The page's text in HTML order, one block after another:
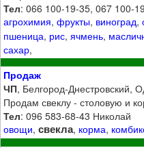
Тел: 066 100-19-35, 067 100-
агрохимия,фрукты, виноград,
пшеница, рис,ячмень,
сахар,
Продаж
ЧП, Белгород-Днестровский,
Продам свеклу - столовую и
Тел: 096 583-68-43 Николай
овощи,свекла, корма,